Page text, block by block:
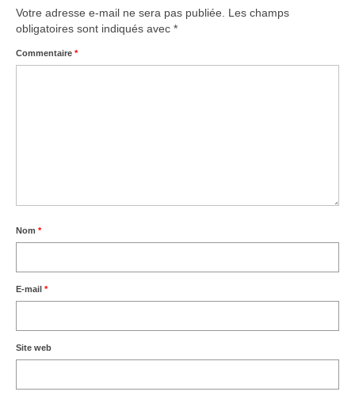
Votre adresse e-mail ne sera pas publiée.
Les champs
obligatoires sont indiqués avec *
Commentaire *
Nom *
E-mail *
Site web